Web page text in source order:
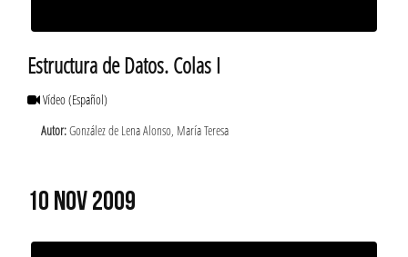
Estructura de Datos. Colas I
Vídeo(Español)
Autor:González de Lena Alonso, María Teresa
10 NOV 2009